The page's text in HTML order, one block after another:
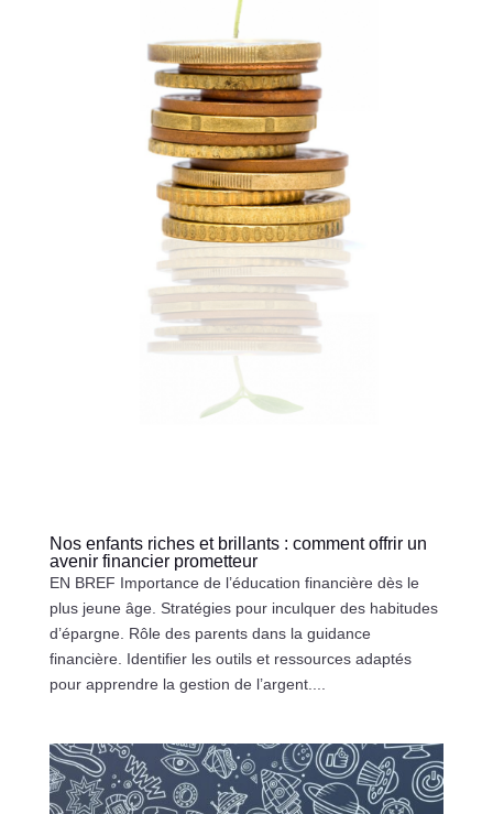
Nos enfants riches et brillants : comment offrir un
avenir financier prometteur
EN BREF Importance de l’éducation financière dès le
plus jeune âge. Stratégies pour inculquer des habitudes
d’épargne. Rôle des parents dans la guidance
financière. Identifier les outils et ressources adaptés
pour apprendre la gestion de l’argent....